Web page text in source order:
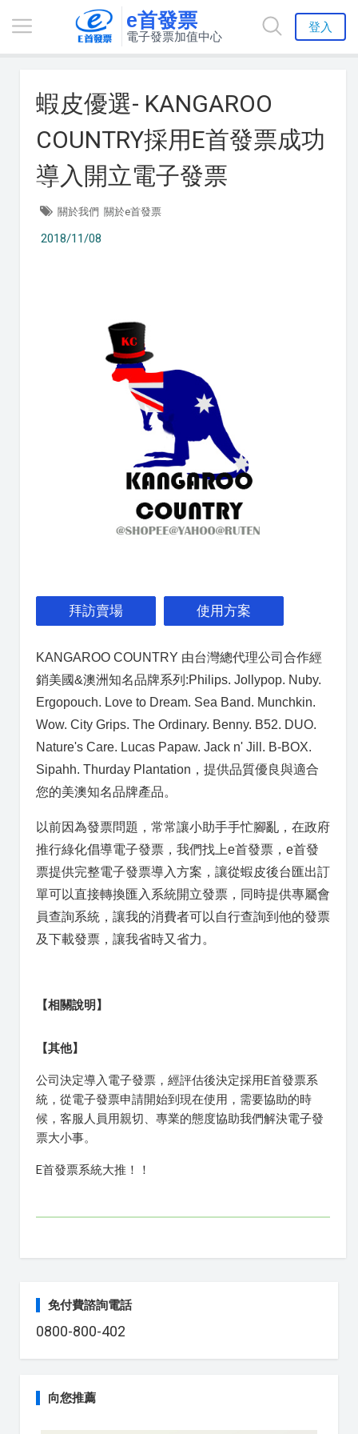
e首發票
電子發票加值中心
登入
蝦皮優選- KANGAROO
COUNTRY採用E首發票成功
導入開立電子發票
關於我們 關於e首發票
2018/11/08
拜訪賣場 使用方案
KANGAROO COUNTRY 由台灣總代理公司合作經
銷美國&澳洲知名品牌系列:Philips. Jollypop. Nuby.
Ergopouch. Love to Dream. Sea Band. Munchkin.
Wow. City Grips. The Ordinary. Benny. B52. DUO.
Nature's Care. Lucas Papaw. Jack n' Jill. B-BOX.
Sipahh. Thurday Plantation， 提供品質優良與適合
您的美澳知名品牌產品。
以前因為發票問題，常常讓小助手手忙腳亂，在政府
推行綠化倡導電子發票，我們找上e首發票，e首發
票提供完整電子發票導入方案，讓從蝦皮後台匯出訂
單可以直接轉換匯入系統開立發票，同時提供專屬會
員查詢系統，讓我的消費者可以自行查詢到他的發票
及下載發票，讓我省時又省力。
【相關說明】
【其他】
公司決定導入電子發票，經評估後決定採用E首發票系
統，從電子發票申請開始到現在使用，需要協助的時
候，客服人員用親切、專業的態度協助我們解決電子發
票大小事。
E首發票系統大推！！
免付費諮詢電話
0800-800-402
向您推薦